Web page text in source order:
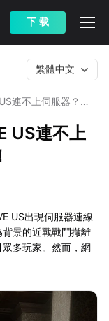
下 载
連不上伺服器？這
繁體中文
US連不上
US出現伺服器連線
景的近戰戰鬥撤離
多玩家。然而，網